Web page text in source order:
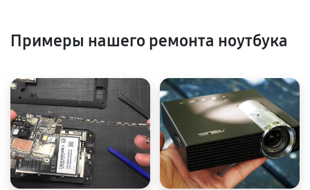
Примеры нашего ремонта ноутбука